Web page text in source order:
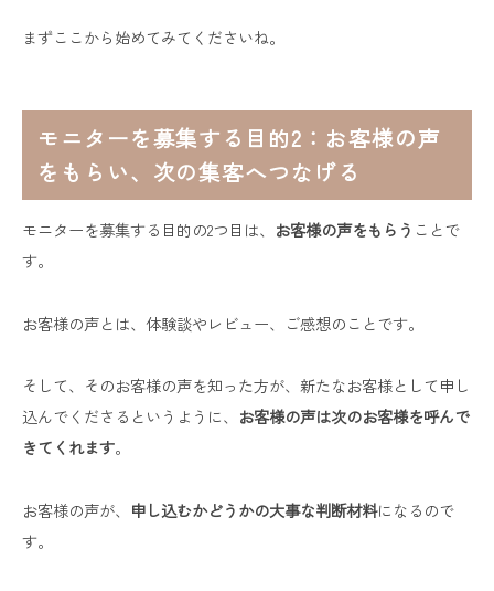
まずここから始めてみてくださいね。
モニターを募集する目的2：お客様の声
をもらい、次の集客へつなげる
モニターを募集する目的の2つ目は、 お客様の声をもらう ことで
す。
お客様の声とは、体験談やレビュー、ご感想のことです。
そして、そのお客様の声を知った方が、新たなお客様として申し
込んでくださるというように、 お客様の声は次のお客様を呼んで
きてくれます。
お客様の声が、 申し込むかどうかの大事な判断材料になるので
す。